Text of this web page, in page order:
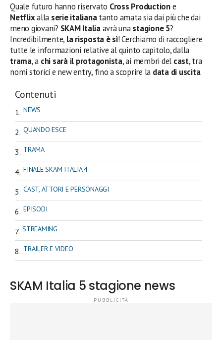
Quale futuro hanno riservato Cross Productione
Netflixalla serie italianatanto amata sia dai più che dai
meno giovani? SKAM Italiaavrà unastagione 5?
Incredibilmente, la risposta è sì!Cerchiamo di raccogliere
tutte le informazioni relative al quinto capitolo, dalla
trama, a chi sarà il protagonista, ai membri del cast, tra
nomi storici e new entry, fino a scoprire la data di uscita.
Contenuti
NEWS
QUANDO ESCE
TRAMA
FINALE SKAM ITALIA 4
CAST, ATTORI E PERSONAGGI
EPISODI
STREAMING
TRAILER E VIDEO
SKAM Italia 5 stagione news